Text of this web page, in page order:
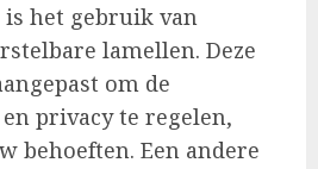
is het gebruik van
lamellen. Deze
om de
privacy te regelen,
behoeften. Een andere